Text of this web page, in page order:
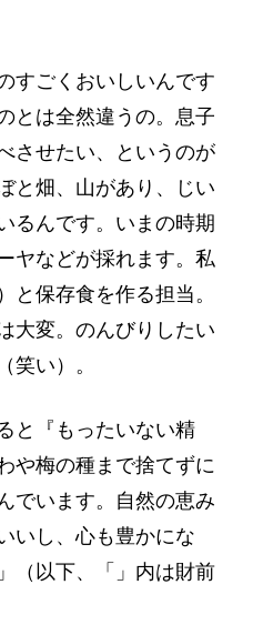
すごくおいしいんです
とは全然違うの。息子
させたい、というのが
と畑、山があり、じい
るんです。いまの時期
ヤなどが採れます。私
と保存食を作る担当。
大変。のんびりしたい
笑い）。
と『もったいない精
や梅の種まで捨てずに
でいます。自然の恵み
いし、心も豊かにな
（以下、「」内は財前